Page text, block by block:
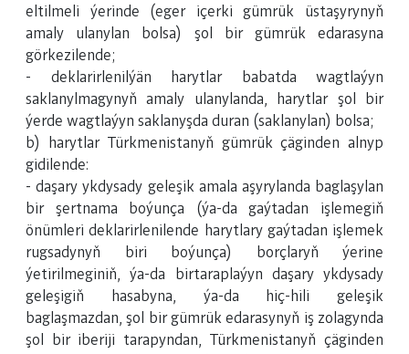
eltilmeli ýerinde (eger içerki gümrük üstaşyrynyň
amaly ulanylan bolsa) şol bir gümrük edarasyna
görkezilende;
- deklarirlenilýän harytlar babatda wagtlaýyn
saklanylmagynyň amaly ulanylanda, harytlar şol bir
ýerde wagtlaýyn saklanyşda duran (saklanylan) bolsa;
b) harytlar Türkmenistanyň gümrük çäginden alnyp
gidilende:
- daşary ykdysady geleşik amala aşyrylanda baglaşylan
bir şertnama boýunça (ýa-da gaýtadan işlemegiň
önümleri deklarirlenilende harytlary gaýtadan işlemek
rugsadynyň biri boýunça) borçlaryň ýerine
ýetirilmeginiň, ýa-da birtaraplaýyn daşary ykdysady
geleşigiň hasabyna, ýa-da hiç-hili geleşik
baglaşmazdan, şol bir gümrük edarasynyň iş zolagynda
şol bir iberiji tarapyndan, Türkmenistanyň çäginden